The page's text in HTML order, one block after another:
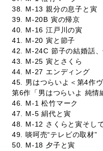
38. M-13 親分の息子と寅
39. M-20B 寅の帰京
40. M-16 江戸川の寅
41. M-20 寅と節子
42. M-24C 節子の結婚話
43. M-25 寅とさくら
44. M-27 エンディング
45. 男はつらいよ＜第4作
第6作「男はつらいよ 純情
46. M-1 松竹マーク
47. M-5 絹代と寅
48. M-12 さくらと寅そし
49. 啖呵売“テレビの取材”
50. M-18 夕子と寅